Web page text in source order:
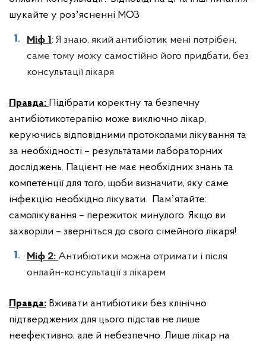
шукайте у розʼясненні МОЗ
Міф 1: Я знаю, який антибіотик мені потрібен,
саме тому можу самостійно його придбати, без
консультації лікаря
Правда: Підібрати коректну та безпечну
антибіотикотерапію може виключно лікар,
керуючись відповідними протоколами лікування та
за необхідності – результатами лабораторних
досліджень. Пацієнт не має необхідних знань та
компетенції для того, щоби визначити, яку саме
інфекцію необхідно лікувати. Памʼятайте:
самолікування – пережиток минулого. Якщо ви
захворіли – зверніться до свого сімейного лікаря!
Міф 2: Антибіотики можна отримати і після
онлайн-консультації з лікарем
Правда: Вживати антибіотики без клінічно
підтверджених для цього підстав не лише
неефективно, але й небезпечно. Лише лікар на